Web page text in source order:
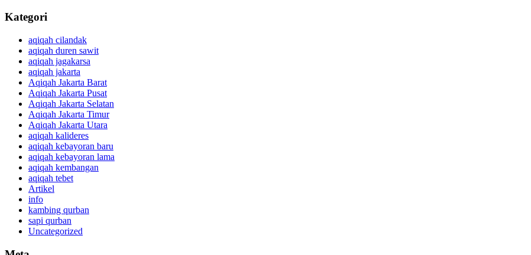
Kategori
aqiqah cilandak
aqiqah duren sawit
aqiqah jagakarsa
aqiqah jakarta
Aqiqah Jakarta Barat
Aqiqah Jakarta Pusat
Aqiqah Jakarta Selatan
Aqiqah Jakarta Timur
Aqiqah Jakarta Utara
aqiqah kalideres
aqiqah kebayoran baru
aqiqah kebayoran lama
aqiqah kembangan
aqiqah tebet
Artikel
info
kambing qurban
sapi qurban
Uncategorized